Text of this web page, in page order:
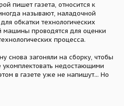
пишет газета, относится к
называют, наладочной
обкатки технологических
машины проводятся для оценки
процесса.
снова загоняли на сборку, чтобы
недостающими
в газете уже не напишут... Но